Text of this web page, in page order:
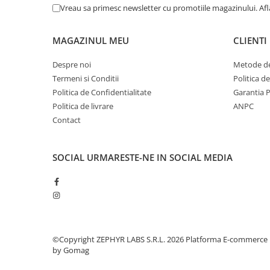
Tensal Bio-Tech(2)
Uriach Romania SRL
Worwag Pharma Romania SRL
Zdrovit Romania SRL
Vreau sa primesc newsletter cu promotiile magazinului.
MAGAZINUL MEU
Despre noi
Termeni si Conditii
Politica de Confidentialitate
Politica de livrare
Contact
CLIENTI
Metode
Politica
Garantia
ANPC
SOCIAL URMARESTE-NE IN SOCIAL MEDIA
©Copyright ZEPHYR LABS S.R.L. 2026 Platforma E-commerce
by Gomag